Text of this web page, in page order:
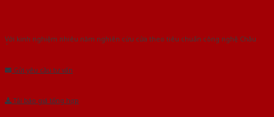
Với kinh nghiệm nhiêu năm nghiên cứu cửa theo tiêu chuẩn công nghệ Châu
Gửi yêu cầu tư vấn
Tải báo giá tổng hợp